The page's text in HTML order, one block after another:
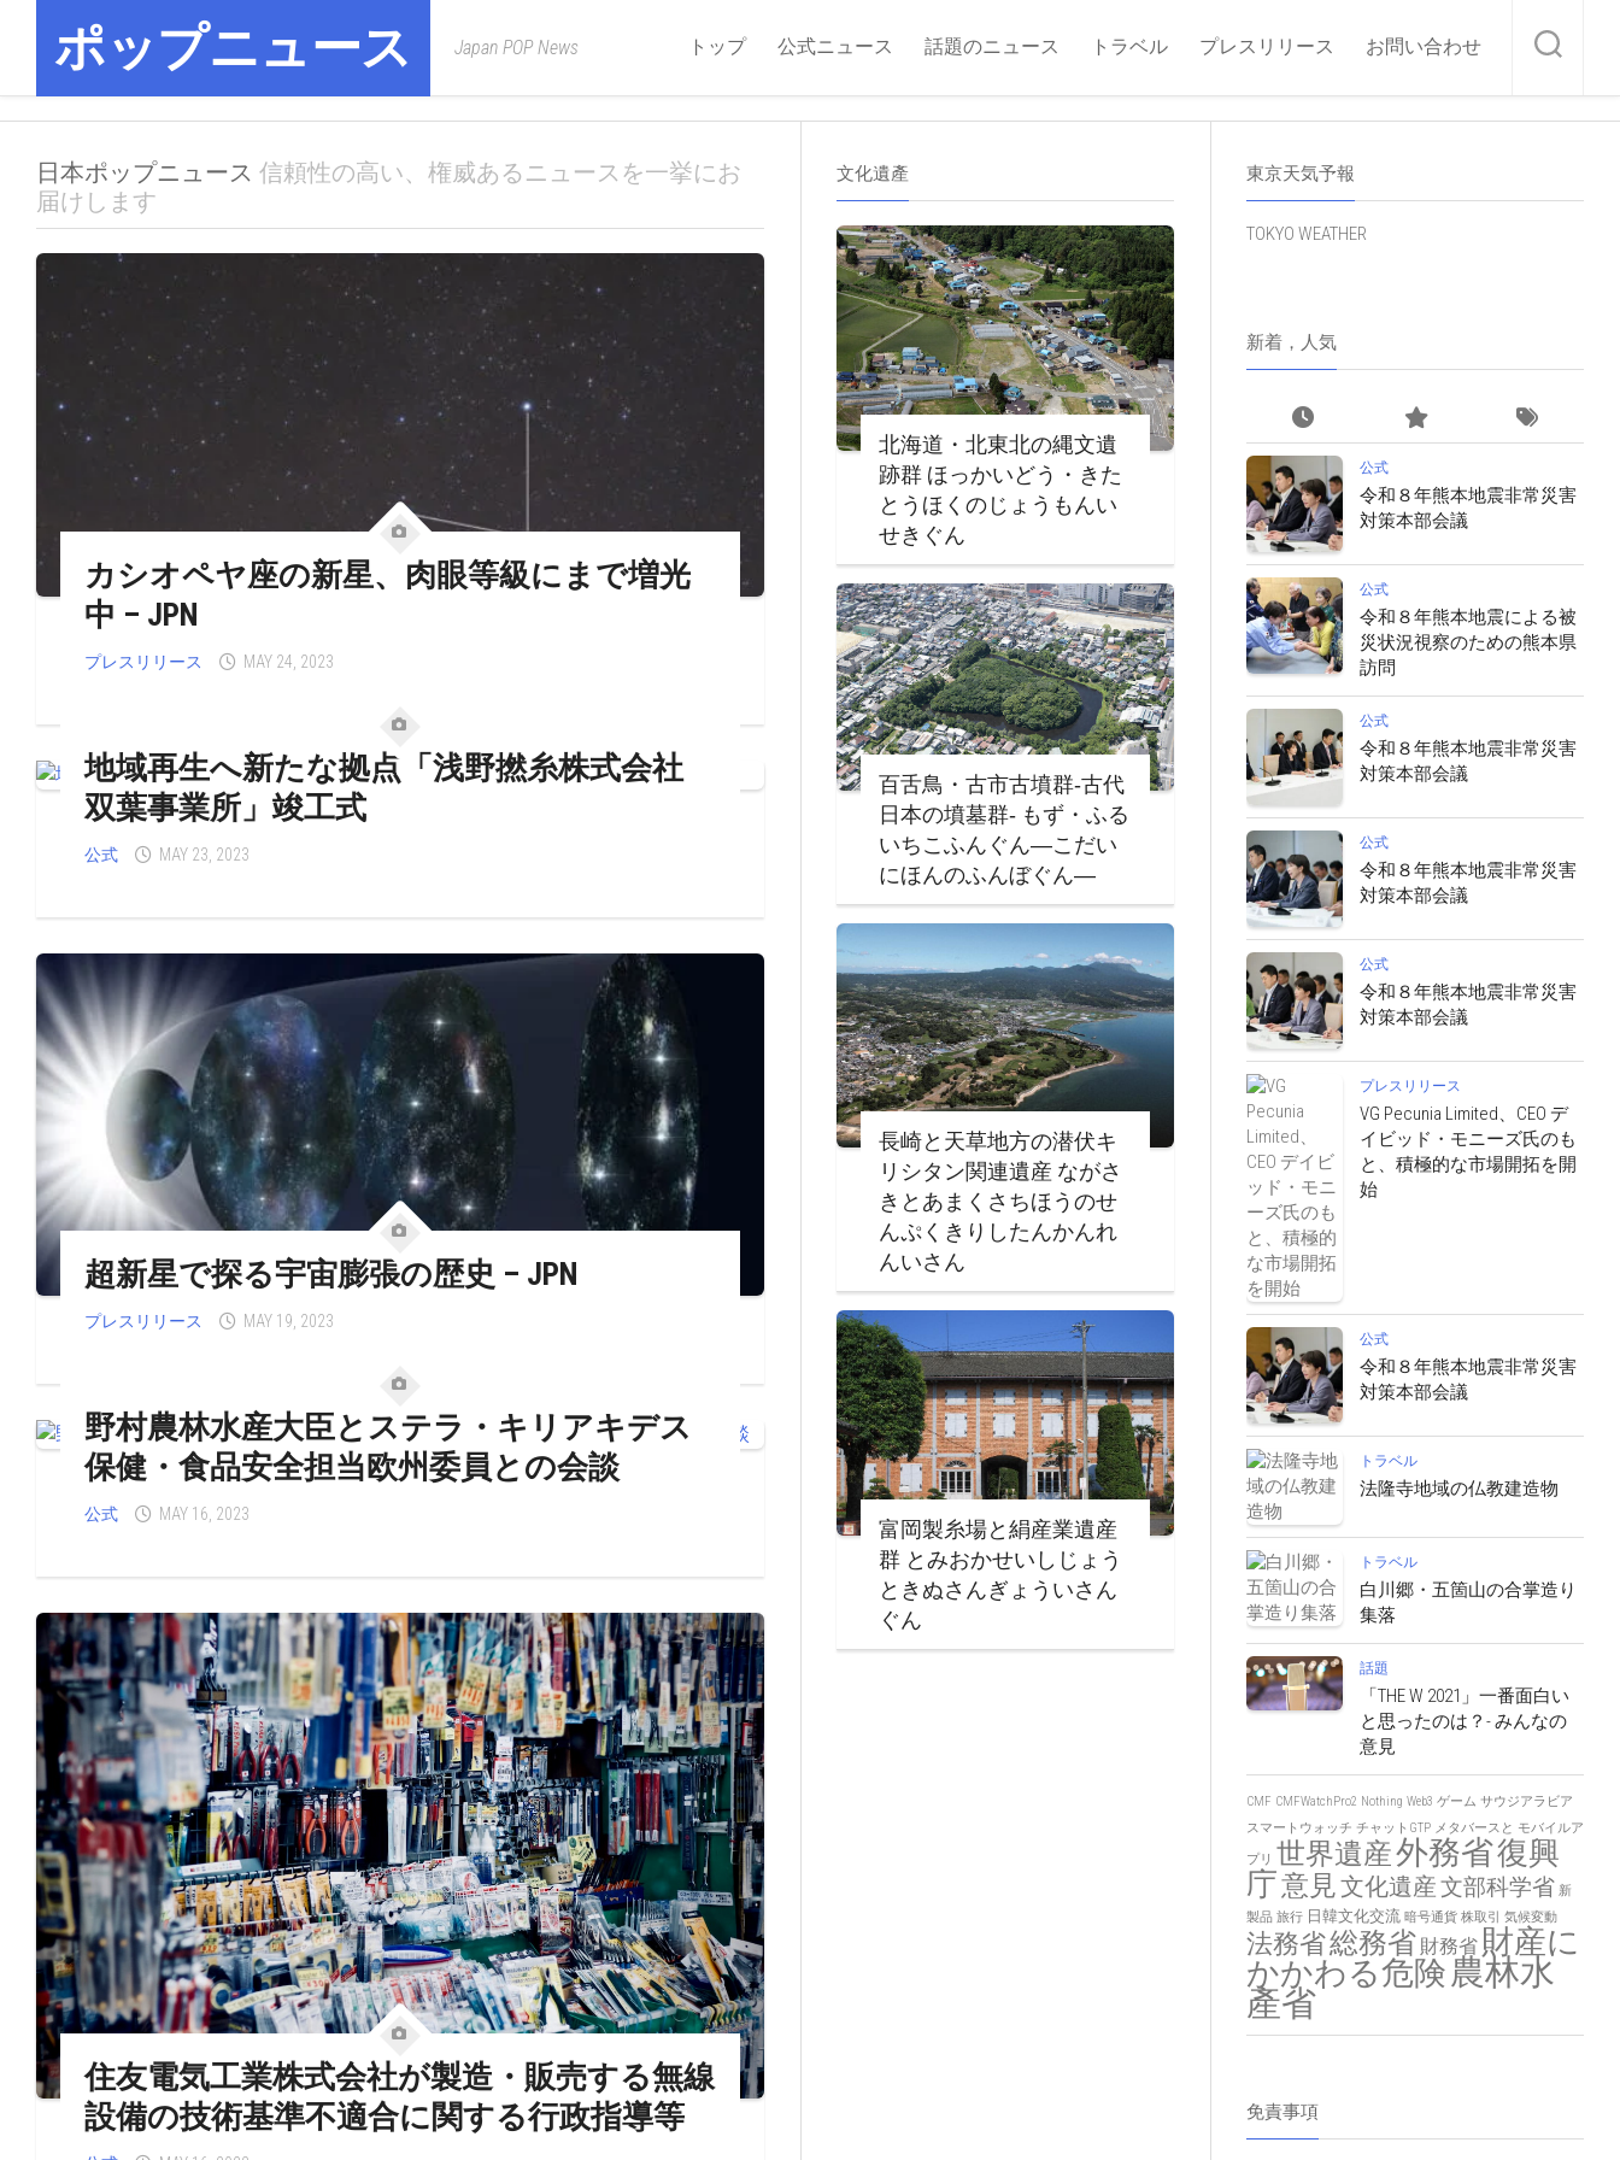
contentポップニュース Japan POP News トップ 公式ニュース 話題のニュース トラベル プレスリリース お問い合わせ
日本ポップニュース 信頼性の高い、権威あるニュースを一挙にお
届けします
カシオペヤ座の新星、肉眼等級にまで増光
中 – JPN
プレスリリース MAY 24, 2023
地域再生へ新たな拠点「浅野撚糸株式会社
双葉事業所」竣工式
公式 MAY 23, 2023
超新星で探る宇宙膨張の歴史 – JPN
プレスリリース MAY 19, 2023
野村農林水産大臣とステラ・キリアキデス
保健・食品安全担当欧州委員との会談
公式 MAY 16, 2023
住友電気工業株式会社が製造・販売する無線
設備の技術基準不適合に関する行政指導等
東京天気予報
TOKYO WEATHER
新着，人気
公式
令和８年熊本地震非常災害
対策本部会議
公式
令和８年熊本地震による被
災状況視察のための熊本県
訪問
公式
令和８年熊本地震非常災害
対策本部会議
公式
令和８年熊本地震非常災害
対策本部会議
公式
令和８年熊本地震非常災害
対策本部会議
プレスリリース
VG Pecunia Limited、CEO デ
イビッド・モニーズ氏のも
と、積極的な市場開拓を開
始
公式
令和８年熊本地震非常災害
対策本部会議
トラベル
法隆寺地域の仏教建造物
トラベル
白川郷・五箇山の合掌造り
集落
話題
「THE W 2021」一番面白い
と思ったのは？- みんなの
意見
CMF CMFWatchPro2 Nothing Web3 ゲーム サウジアラビア
スマートウォッチ チャットGTP メタバースと モバイルア
プリ 世界遺産外務省復興
庁意見文化遺産文部科学省 新
製品 旅行 日韓文化交流 暗号通貨 株取引 気候変動
法務省総務省 財務省 財産に
かかわる危険農林水
產省
免責事項
文化遺產
北海道・北東北の縄文遺
跡群 ほっかいどう・きた
とうほくのじょうもんい
せきぐん
百舌鳥・古市古墳群‐古代
日本の墳墓群‐ もず・ふる
いちこふんぐん―こだい
にほんのふんぼぐん―
長崎と天草地方の潜伏キ
リシタン関連遺産 ながさ
きとあまくさちほうのせ
んぷくきりしたんかんれ
んいさん
富岡製糸場と絹産業遺産
群 とみおかせいしじょう
ときぬさんぎょういさん
ぐん